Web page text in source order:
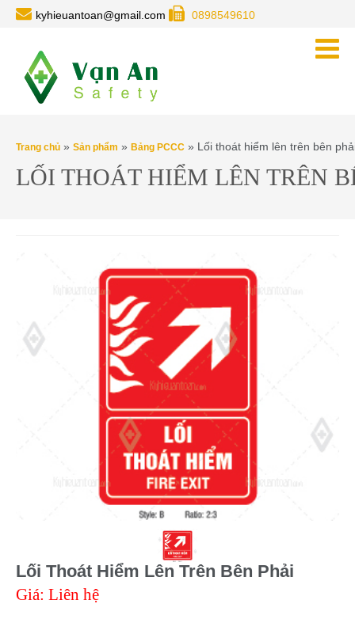
kyhieuantoan@gmail.com 0898549610
Trang chủ » Sản phẩm » Bảng PCCC » Lối thoát hiểm lên trên bên
LỐI THOÁT HIỂM LÊN TRÊN
Lối Thoát Hiểm Lên Trên Bên Phải
Giá: Liên hệ